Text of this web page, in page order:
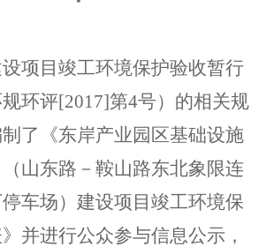
项目竣工环境保护验收暂行
环评[2017]第4号）的相关规
了
《东岸产业园区基础设施
山东路 － 鞍山路东北象限连
车场） 建设项目竣工环境保
》 并进行公众参与信息公示，